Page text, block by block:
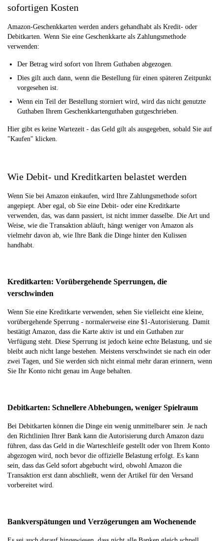
sofortigen Kosten
Amazon-Geschenkkarten werden anders gehandhabt als Kredit- oder
Debitkarten. Wenn Sie eine Geschenkkarte als Zahlungsmethode
verwenden:
Der Betrag wird sofort von Ihrem Guthaben abgezogen.
Dies gilt auch dann, wenn die Bestellung für einen späteren Zeitpunkt
vorgesehen ist.
Wenn ein Teil der Bestellung storniert wird, wird das nicht genutzte
Guthaben Ihrem Geschenkkartenguthaben gutgeschrieben.
Hier gibt es keine Wartezeit - das Geld gilt als ausgegeben, sobald Sie auf
"Kaufen" klicken.
Wie Debit- und Kreditkarten belastet werden
Wenn Sie bei Amazon einkaufen, wird Ihre Zahlungsmethode sofort
angepiept. Aber egal, ob Sie eine Debit- oder eine Kreditkarte
verwenden, das, was dann passiert, ist nicht immer dasselbe. Die Art und
Weise, wie die Transaktion abläuft, hängt weniger von Amazon als
vielmehr davon ab, wie Ihre Bank die Dinge hinter den Kulissen
handhabt.
Kreditkarten: Vorübergehende Sperrungen, die
verschwinden
Wenn Sie eine Kreditkarte verwenden, sehen Sie vielleicht eine kleine,
vorübergehende Sperrung - normalerweise eine $1-Autorisierung. Damit
bestätigt Amazon, dass die Karte aktiv ist und ein Guthaben zur
Verfügung steht. Diese Sperrung ist jedoch keine echte Belastung, und sie
bleibt auch nicht lange bestehen. Meistens verschwindet sie nach ein oder
zwei Tagen, und Sie werden sich nicht einmal mehr daran erinnern, wenn
Sie Ihr Konto nicht genau im Auge behalten.
Debitkarten: Schnellere Abhebungen, weniger Spielraum
Bei Debitkarten können die Dinge ein wenig unmittelbarer sein. Je nach
den Richtlinien Ihrer Bank kann die Autorisierung durch Amazon dazu
führen, dass das Geld in die Warteschleife gestellt oder von Ihrem Konto
abgezogen wird, noch bevor die offizielle Belastung erfolgt. Es kann
sein, dass das Geld sofort abgebucht wird, obwohl Amazon die
Transaktion erst dann abschließt, wenn der Artikel für den Versand
vorbereitet wird.
Bankverspätungen und Verzögerungen am Wochenende